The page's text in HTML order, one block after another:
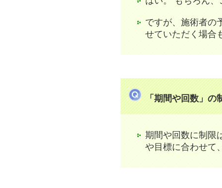
ですが、施術者の
せていただく場合
「期間や回数」の
期間や回数に制限
や目標に合わせて